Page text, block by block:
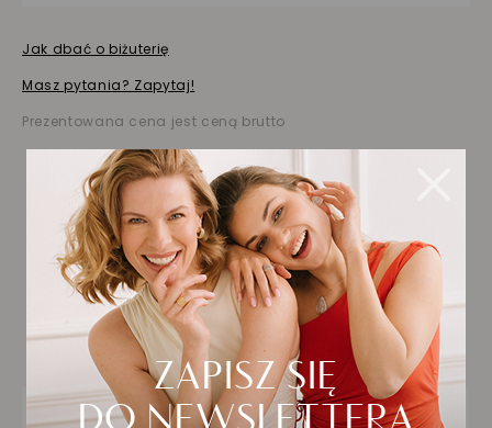
Jak dbać o biżuterię
Masz pytania? Zapytaj!
Prezentowana cena jest ceną brutto
Biżuteria wybrana dla
Ciebie